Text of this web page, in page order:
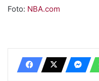
Foto: NBA.com